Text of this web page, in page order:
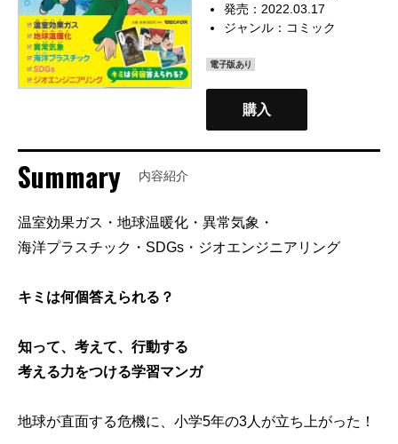
発売：2022.03.17
ジャンル： コミック
電子版あり
購入
Summary 内容紹介
温室効果ガス・地球温暖化・異常気象・
海洋プラスチック・SDGs・ジオエンジニアリング
キミは何個答えられる？
知って、考えて、行動する
考える力をつける学習マンガ
地球が直面する危機に、小学5年の3人が立ち上がった！